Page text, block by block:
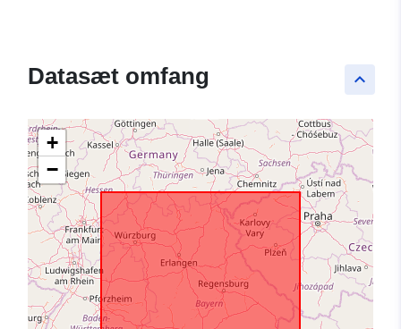
keyboard_arrow_up
Datasæt omfang
+
−